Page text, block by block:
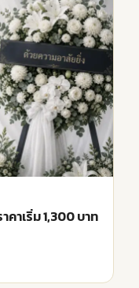
าเริ่ม 1,300 บาท